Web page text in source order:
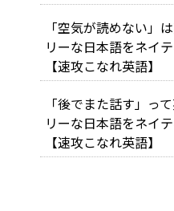
「空気が読めない」
リーな日本語をネイ
【速攻こなれ英語】
「後でまた話す」っ
リーな日本語をネイ
【速攻こなれ英語】